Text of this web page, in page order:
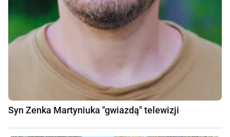
Syn Zenka Martyniuka "gwiazdą" telewizji